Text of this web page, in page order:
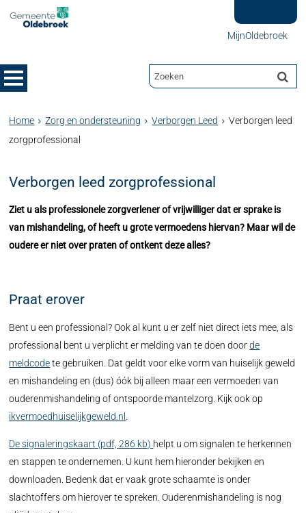
MijnOldebroek
Home Zorg en ondersteuning Verborgen Leed
Verborgen leed
zorgprofessional
Verborgen leed zorgprofessional
Ziet u als professionele zorgverlener of vrijwilliger dat er sprake is
van mishandeling, of heeft u grote vermoedens hiervan? Maar wil de
oudere er niet over praten of ontkent deze alles?
Praat erover
Bent u een professional? Ook al kunt u er zelf niet direct iets mee, als
professional bent u verplicht er melding van te doen doorde
meldcodete gebruiken. Dat geldt voor elke vorm van huiselijk geweld
en mishandeling en (dus) óók bij alleen maar een vermoeden van
ouderenmishandeling of ontspoorde mantelzorg. Kijk ook op
ikvermoedhuiselijkgeweld.nl
De signaleringskaart (pdf, 286 kb) helpt u om signalen te herkennen
en stappen te ondernemen. U kunt hem hieronder bekijken en
downloaden. Bedenk dat er vaak grote schaamte is onder
slachtoffers om hierover te spreken. Ouderenmishandeling is nog